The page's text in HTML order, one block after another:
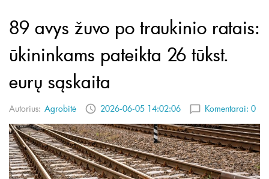
89 avys žuvo po traukinio ratais:
ūkininkams pateikta 26 tūkst.
eurų sąskaita
Autorius: Agrobitė 2026-06-05 14:02:06 Komentarai: 0